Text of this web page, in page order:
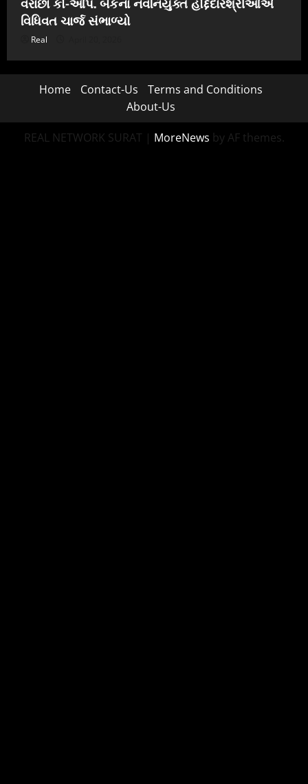
વિધિવત ચાર્જ સંભાળ્યો
Real
Home Contact-Us
Terms and Conditions
About-Us
REAL NETWORK SURAT | MoreNews by AF themes.